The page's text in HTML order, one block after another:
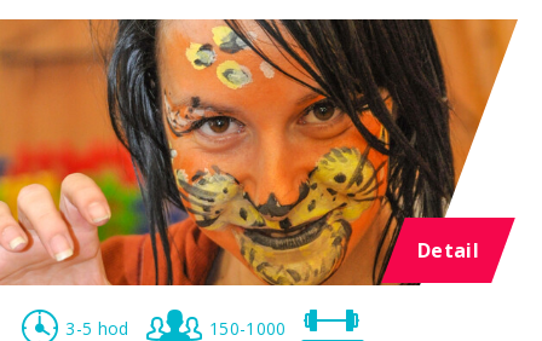
Detail
3-5 hod 150-1000